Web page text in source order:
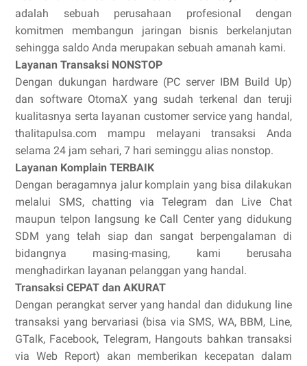
adalah sebuah perusahaan profesional dengan
komitmen membangun jaringan bisnis berkelanjutan
sehingga saldo Anda merupakan sebuah amanah kami.
Layanan Transaksi NONSTOP
Dengan dukungan hardware (PC server IBM Build Up)
dan software OtomaX yang sudah terkenal dan teruji
kualitasnya serta layanan customer service yang handal,
thalitapulsa.com mampu melayani transaksi Anda
selama 24 jam sehari, 7 hari seminggu alias nonstop.
Layanan Komplain TERBAIK
Dengan beragamnya jalur komplain yang bisa dilakukan
melalui SMS, chatting via Telegram dan Live Chat
maupun telpon langsung ke Call Center yang didukung
SDM yang telah siap dan sangat berpengalaman di
bidangnya masing-masing, kami berusaha
menghadirkan layanan pelanggan yang handal.
Transaksi CEPAT dan AKURAT
Dengan perangkat server yang handal dan didukung line
transaksi yang bervariasi (bisa via SMS, WA, BBM, Line,
GTalk, Facebook, Telegram, Hangouts bahkan transaksi
via Web Report) akan memberikan kecepatan dalam